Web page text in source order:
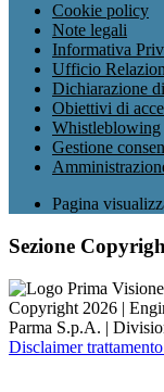
Cookie policy
Note legali
Informativa
Ufficio
Dichiarazione
Obiettivi di
Whistleblowing
Gestione
Pagina
Sezione
Copyright 2026 |
Parma S.p.A. |
Disclaimer